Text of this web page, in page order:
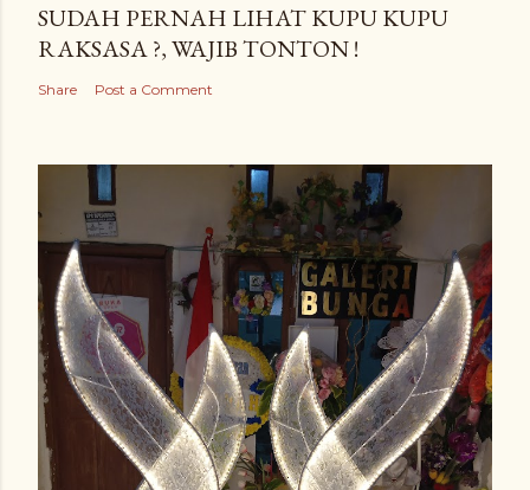
SUDAH PERNAH LIHAT KUPU KUPU
RAKSASA ?, WAJIB TONTON !
Share Post a Comment